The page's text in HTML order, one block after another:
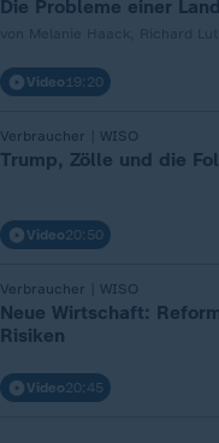
Die Probleme einer
Video 19:20
Verbraucher | WISO
Trump, Zölle und die
Video20:50
Verbraucher | WISO
Neue Wirtschaft:
Risiken
Video20:45